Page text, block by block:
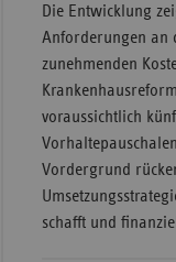
Die Entwicklung
Anforderungen an
zunehmenden
voraussichtlich
Vordergrund
schafft und